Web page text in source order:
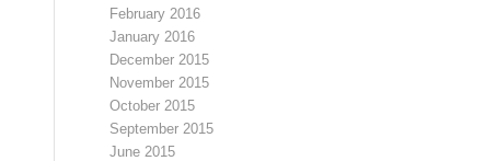
February 2016
January 2016
December 2015
November 2015
October 2015
September 2015
June 2015